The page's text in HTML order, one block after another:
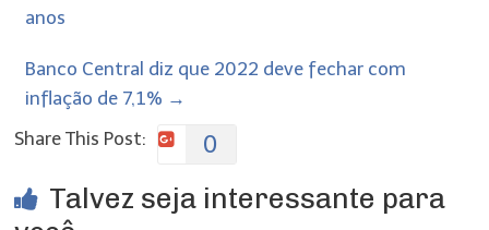
anos
Banco Central diz que 2022 deve fechar com
inflação de 7,1% →
Share This Post:
0
Talvez seja interessante para